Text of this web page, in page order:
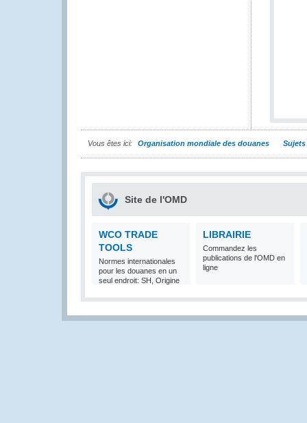
Vous êtes ici: Organisation mondiale des douanes Sujets
Site de l'OMD
WCO TRADE
TOOLS
Normes internationales
pour les douanes en un
seul endroit: SH, Origine
LIBRAIRIE
Commandez les
publications de l'OMD en
ligne